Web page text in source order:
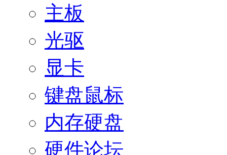
主板
光驱
显卡
键盘鼠标
内存硬盘
硬件论坛